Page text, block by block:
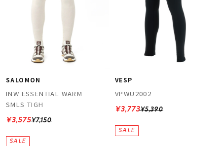
SALOMON
INW ESSENTIAL WARM
SMLS TIGH
¥7,150
¥3,575
VESP
VPWU2002
¥5,390
¥3,773